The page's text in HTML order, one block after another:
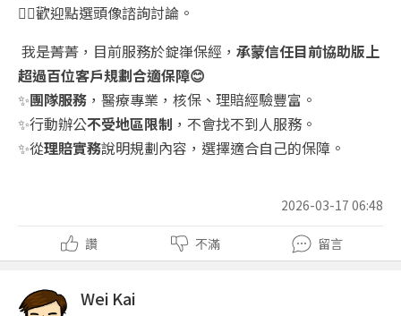
👉🏻歡迎點選頭像諮詢討論。
我是菁菁，目前服務於錠嵂保經， 承蒙信任目前協助版上
超過百位客戶規劃合適保障😊
✨團隊服務 ，醫療專業，核保、理賠經驗豐富。
✨行動辦公不受地區限制 ，不會找不到人服務。
✨從理賠實務說明規劃內容，選擇適合自己的保障。
2026-03-17 06:48
讚 不滿 留言
Wei Kai